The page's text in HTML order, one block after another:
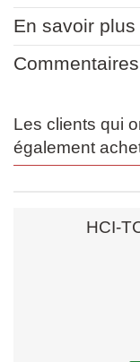
En savoir plus
Commentaires
Les clients qui
également
HCI-